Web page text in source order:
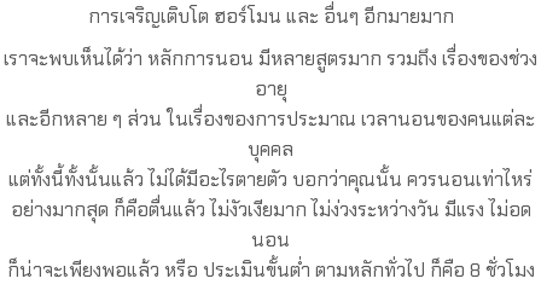
การเจริญเติบโต ฮอร์โมน และ อื่นๆ อีกมายมาก
เราจะพบเห็นได้ว่า หลักการนอน มีหลายสูตรมาก รวมถึง เรื่องของช่วง
อายุ
และอีกหลาย ๆ ส่วน ในเรื่องของการประมาณ เวลานอนของคนแต่ละ
บุคคล
แต่ทั้งนี้ทั้งนั้นแล้ว ไม่ได้มีอะไรตายตัว บอกว่าคุณนั้น ควรนอนเท่าไหร่
อย่างมากสุด ก็คือตื่นแล้ว ไม่งัวเงียมาก ไม่ง่วงระหว่างวัน มีแรง ไม่อด
นอน
ก็น่าจะเพียงพอแล้ว หรือ ประเมินขั้นต่ำ ตามหลักทั่วไป ก็คือ 8 ชั่วโมง